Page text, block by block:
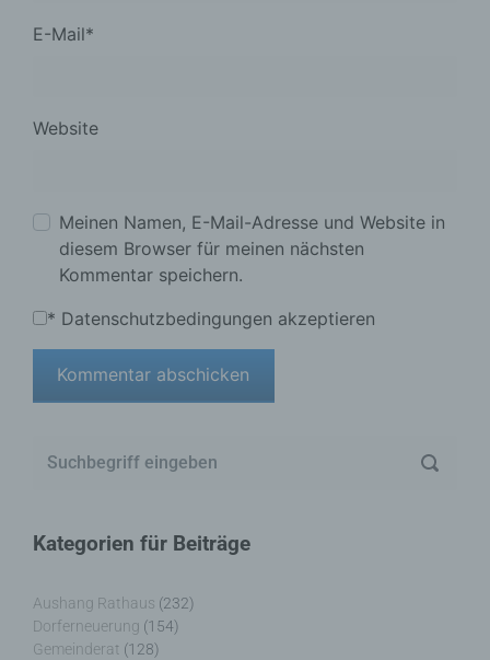
E-Mail*
Website
Meinen Namen, E-Mail-Adresse und Website in
diesem Browser für meinen nächsten
Kommentar speichern.
* Datenschutzbedingungen akzeptieren
Kategorien für Beiträge
Aushang Rathaus (232)
Dorferneuerung (154)
Gemeinderat (128)